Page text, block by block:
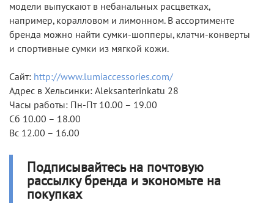
модели выпускают в небанальных расцветках,
например, коралловом и лимонном. В ассортименте
бренда можно найти сумки-шопперы, клатчи-конверты
и спортивные сумки из мягкой кожи.
Сайт: http://www.lumiaccessories.com/
Адрес в Хельсинки: Aleksanterinkatu 28
Часы работы: Пн-Пт 10.00 – 19.00
Сб 10.00 – 18.00
Вс 12.00 – 16.00
Подписывайтесь на почтовую
рассылку бренда и экономьте на
покупках